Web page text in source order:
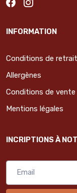
INFORMATION
Conditions de
Allergènes
Conditions de vente
Mentions légales
INCRIPTIONS À